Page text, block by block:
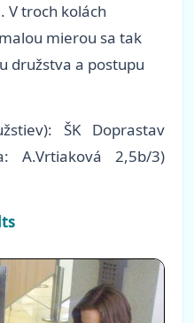
V troch kolách
mierou sa tak
družstva a postupu
ŠK Doprastav
A.Vrtiaková 2,5b/3)